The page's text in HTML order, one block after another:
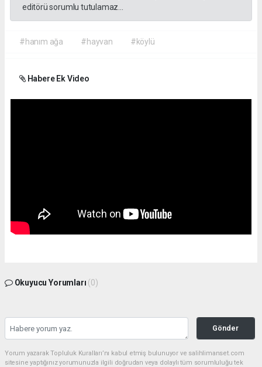
editörü sorumlu tutulamaz...
#hanım ağa #hayvan #köylü
Habere Ek Video
Okuyucu Yorumları (0)
Gönder
Yorum yazarak Topluluk Kuralları’nı kabul etmiş bulunuyor ve salihlimanset.com
sitesine yaptığınız yorumunuzla ilgili doğrudan veya dolaylı tüm sorumluluğu tek